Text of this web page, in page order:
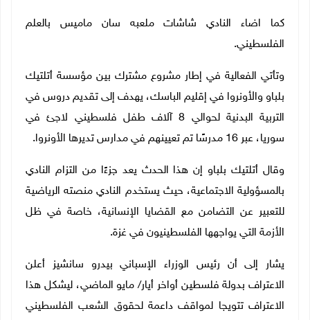
كما اضاء النادي شاشات ملعبه سان ماميس بالعلم
الفلسطيني.
وتأتي الفعالية في إطار مشروع مشترك بين مؤسسة أتلتيك
بلباو والأونروا في إقليم الباسك، يهدف إلى تقديم دروس في
التربية البدنية لحوالي 8 آلاف طفل فلسطيني لاجئ في
سوريا، عبر 16 مدرسًا تم تعيينهم في مدارس تديرها الأونروا.
وقال أتلتيك بلباو إن هذا الحدث يعد جزءًا من التزام النادي
بالمسؤولية الاجتماعية، حيث يستخدم النادي منصته الرياضية
للتعبير عن التضامن مع القضايا الإنسانية، خاصة في ظل
الأزمة التي يواجهها الفلسطينيون في غزة.
يشار إلى أن رئيس الوزراء الإسباني بيدرو سانشيز أعلن
الاعتراف بدولة فلسطين أواخر أيار/ مايو الماضي، ليشكل هذا
الاعتراف تتويجا لمواقف داعمة لحقوق الشعب الفلسطيني